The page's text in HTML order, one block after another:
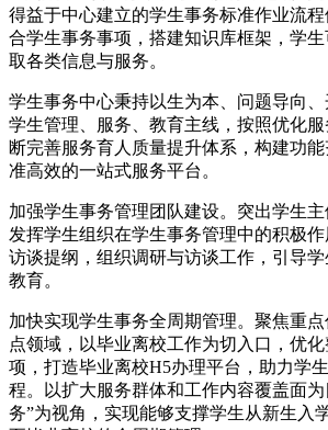
得益于中心建立的学生事务标准作业流
合学生事务事项，搭建知识库框架，学
取各类信息与服务。
学生事务中心秉持以生为本、问题导向
学生管理、服务、教育主线，按照优化
断完善服务育人质量提升体系，构建功
准高效的一站式服务平台。
加强学生事务管理团队建设。突出学生
发挥学生组织在学生事务管理中的积极
访谈提纲，组织调研与访谈工作，引导
教育。
加快实现学生事务全周期管理。聚焦重
点领域，以毕业离校工作为切入口，优
项，打造毕业离校H5办理平台，助力学
程。以扩大服务群体和工作内容覆盖面
务”为视角，实现能够支撑学生从新生入